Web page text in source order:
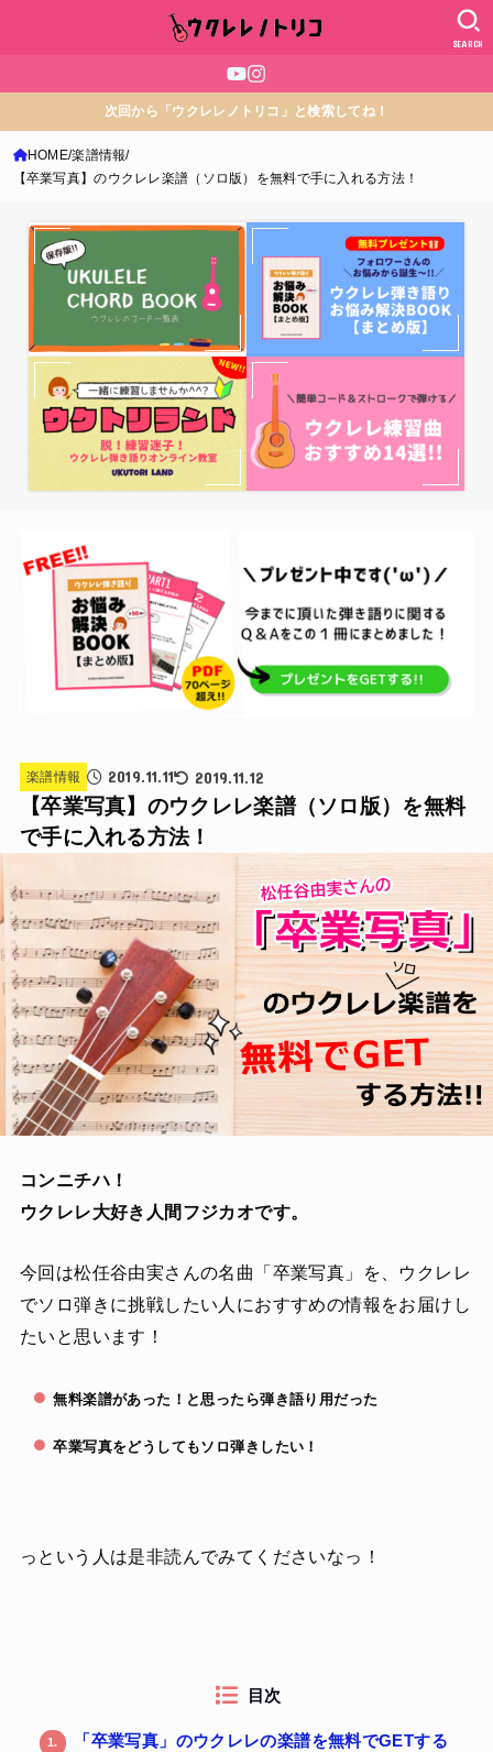
SEARCH
次回から「ウクレレノトリコ」と検索してね！
HOME 楽譜情報
【卒業写真】のウクレレ楽譜（ソロ版）を無料で手に入れる方法！
楽譜情報 2019.11.11 2019.11.12
【卒業写真】のウクレレ楽譜（ソロ版）を無料
で手に入れる方法！
コンニチハ！
ウクレレ大好き人間フジカオです。
今回は松任谷由実さんの名曲「卒業写真」を、ウクレレ
でソロ弾きに挑戦したい人におすすめの情報をお届けし
たいと思います！
無料楽譜があった！と思ったら弾き語り用だった
卒業写真をどうしてもソロ弾きしたい！
っという人は是非読んでみてくださいなっ！
目次
1.
「卒業写真」のウクレレの楽譜を無料でGETする